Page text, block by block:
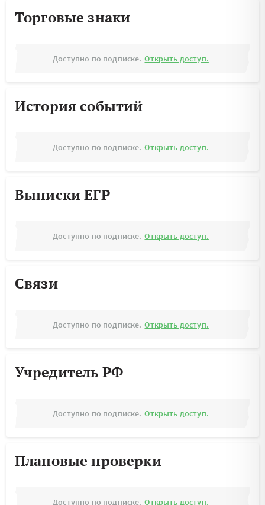
Торговые знаки
Доступно по подписке. Открыть доступ.
История событий
Доступно по подписке. Открыть доступ.
Выписки ЕГР
Доступно по подписке. Открыть доступ.
Связи
Доступно по подписке. Открыть доступ.
Учредитель РФ
Доступно по подписке. Открыть доступ.
Плановые проверки
Доступно по подписке. Открыть доступ.